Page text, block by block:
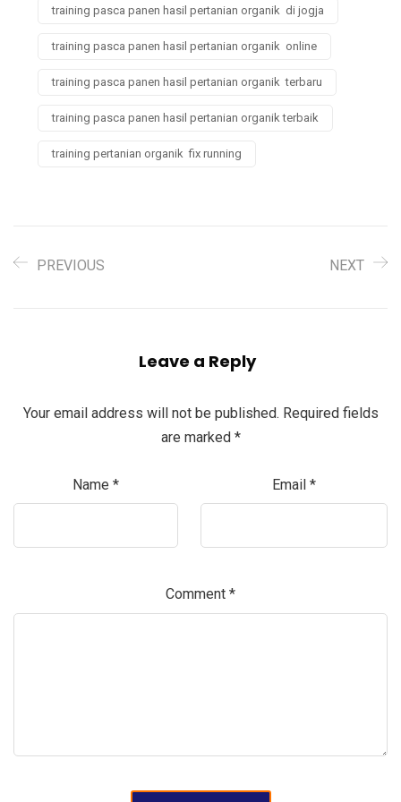
training pasca panen hasil pertanian organik di jogja
training pasca panen hasil pertanian organik online
training pasca panen hasil pertanian organik terbaru
training pasca panen hasil pertanian organik terbaik
training pertanian organik fix running
PREVIOUS NEXT
Leave a Reply
Your email address will not be published. Required fields
are marked *
Name * Email *
Comment *